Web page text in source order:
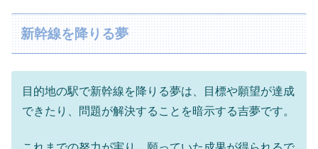
新幹線を降りる夢
目的地の駅で新幹線を降りる夢は、目標や願望が達成
できたり、問題が解決することを暗示する吉夢です。